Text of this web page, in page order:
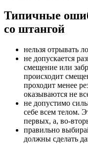
Типичные
со штангой
нельзя отрывать
не допускается
смещение или
происходит
проходит менее
оказываются не
не допустимо
себе всем телом.
первых, а, во-
правильно
должны сделать